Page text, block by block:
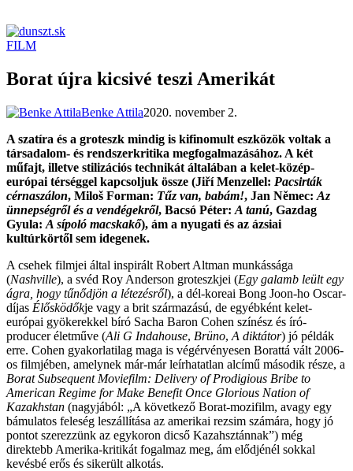
FILM
Borat újra kicsivé teszi Amerikát
Benke Attila2020. november 2.
A szatíra és a groteszk mindig is kifinomult eszközök voltak a
társadalom- és rendszerkritika megfogalmazásához. A két
műfajt, illetve stilizációs technikát általában a kelet-közép-
európai térséggel kapcsoljuk össze (Jiří Menzellel: Pacsirták
cérnaszálon, Miloš Forman: Tűz van, babám!, Jan Němec: Az
ünnepségről és a vendégekről, Bacsó Péter: A tanú, Gazdag
Gyula: A sípoló macskakő), ám a nyugati és az ázsiai
kultúrkörtől sem idegenek.
A csehek filmjei által inspirált Robert Altman munkássága
(Nashville), a svéd Roy Anderson groteszkjei (Egy galamb leült egy
ágra, hogy tűnődjön a létezésről), a dél-koreai Bong Joon-ho Oscar-
díjas Élősködőkje vagy a brit származású, de egyébként kelet-
európai gyökerekkel bíró Sacha Baron Cohen színész és író-
producer életműve (Ali G Indahouse, Brüno, A diktátor) jó példák
erre. Cohen gyakorlatilag maga is végérvényesen Borattá vált 2006-
os filmjében, amelynek már-már leírhatatlan alcímű második része, a
Borat Subsequent Moviefilm: Delivery of Prodigious Bribe to
American Regime for Make Benefit Once Glorious Nation of
Kazakhstan (nagyjából: „A következő Borat-mozifilm, avagy egy
bámulatos feleség leszállítása az amerikai rezsim számára, hogy jó
pontot szerezzünk az egykoron dicső Kazahsztánnak”) még
direktebb Amerika-kritikát fogalmaz meg, ám elődjénél sokkal
kevésbé erős és sikerült alkotás.